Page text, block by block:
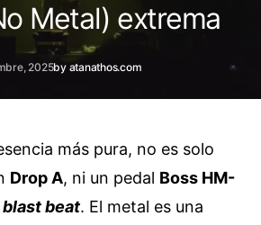
Metal) extrema
2025by atanathos.com
más pura, no es solo
Drop A, ni un pedal Boss HM-
blast beat. El metal es una